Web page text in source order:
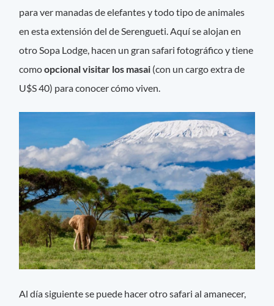
para ver manadas de elefantes y todo tipo de animales
en esta extensión del de Serengueti. Aquí se alojan en
otro Sopa Lodge, hacen un gran safari fotográfico y tiene
comoopcional visitar los masai (con un cargo extra de
U$S 40) para conocer cómo viven.
Al día siguiente se puede hacer otro safari al amanecer,